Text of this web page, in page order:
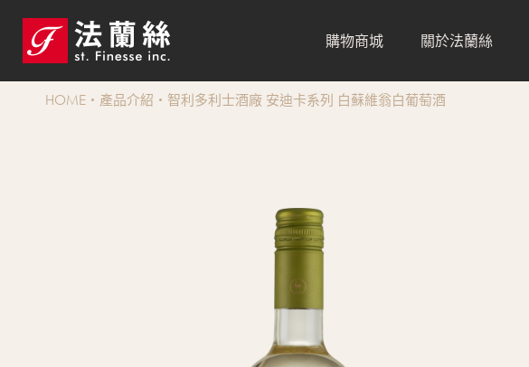
購物商城 關於法蘭絲
HOME 產品介紹 智利多利士酒廠 安迪卡系列 白蘇維翁白葡萄酒